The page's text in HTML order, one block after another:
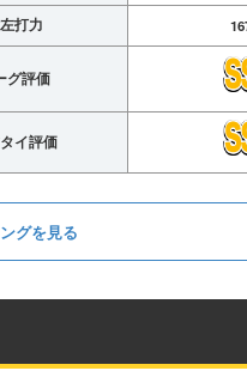
打力
グ評価
イ評価
グを見る